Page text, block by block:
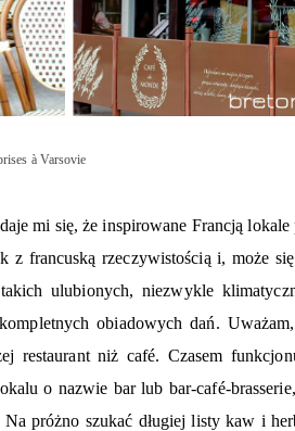
à Varsovie
mi się, że inspirowane Francją lokale
z francuską rzeczywistością i, może
ulubionych, niezwykle
obiadowych dań.
restaurant niż café. Czasem
o nazwie bar lub bar-café-
próżno szukać długiej listy kaw i